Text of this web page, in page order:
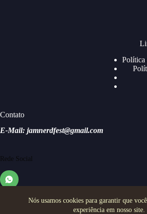
Nós usamos cookies para garantir que
experiência em nosso site.
Política
Contato
E-Mail: jamnerdfest@gmail.com
Rede Social